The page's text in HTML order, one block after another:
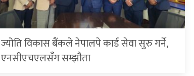
ज्योति विकास बैंकले नेपालपे कार्ड सेवा सुरु गर्ने,
एनसीएचएलसँग सम्झौता